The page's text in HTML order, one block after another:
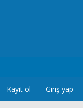
Kayıt ol Giriş yap